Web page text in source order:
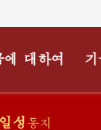
에 대하여 기
성 동지